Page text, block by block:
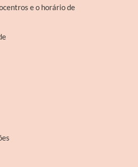
e o horário de